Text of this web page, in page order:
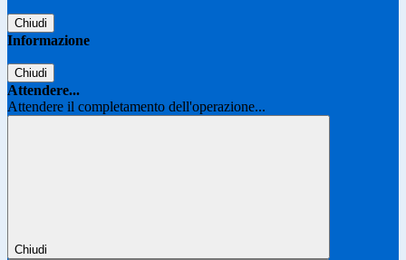
Chiudi
Informazione
Chiudi
Attendere...
Attendere il completamento dell'operazione...
Chiudi